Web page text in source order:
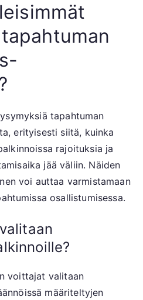
tapahtuman
erityisesti siitä, kuinka
rajoituksia ja
jää väliin. Näiden
voi auttaa varmistamaan
osallistumisessa.
voittajat valitaan
määriteltyjen